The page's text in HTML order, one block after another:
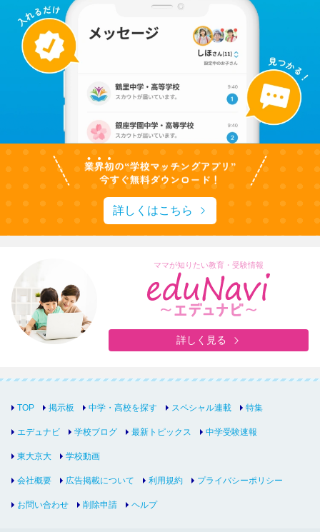
詳しくはこちら
ママが知りたい教育・受験情報
詳しく見る
TOP 掲示板 中学・高校を探す スペシャル連載 特集
エデュナビ 学校ブログ 最新トピックス 中学受験速報
東大京大 学校動画
会社概要 広告掲載について 利用規約 プライバシーポリシー
お問い合わせ 削除申請 ヘルプ